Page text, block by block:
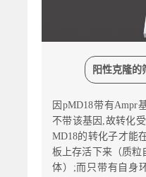
阳性克隆的
因pMD18带有Ampr
不带该基因,故转化
MD18的转化子才能
板上存活下来（质粒
体）;而只带有自身